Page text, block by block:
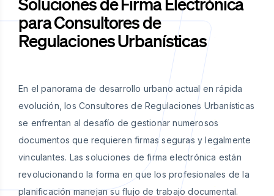
para Consultores de
Regulaciones Urbanísticas
En el panorama de desarrollo urbano actual en rápida
evolución, los Consultores de Regulaciones Urbanísticas
se enfrentan al desafío de gestionar numerosos
documentos que requieren firmas seguras y legalmente
vinculantes. Las soluciones de firma electrónica están
revolucionando la forma en que los profesionales de la
planificación manejan su flujo de trabajo documental.